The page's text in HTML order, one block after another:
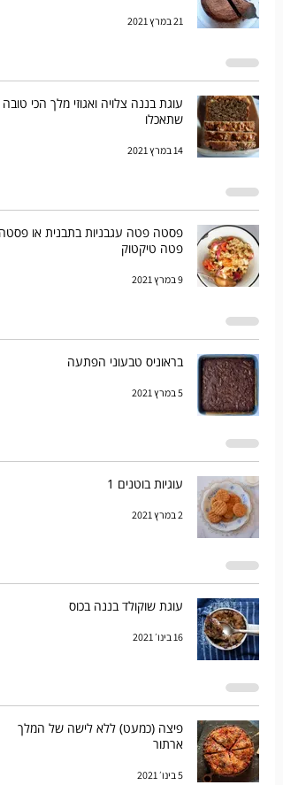
21 במרץ 2021
עוגת בננה צלויה ואגוזי מלך הכי טובה
שתאכלו
14 במרץ 2021
פסטה פטה עגבניות בתבנית או
פטה טיקטוק
9 במרץ 2021
בראוניס טבעוני הפתעה
5 במרץ 2021
עוגיות בוטנים 1
2 במרץ 2021
עוגת שוקולד בננה בכוס
16 בינו׳ 2021
פיצה (כמעט) ללא לישה של המלך
ארתור
5 בינו׳ 2021